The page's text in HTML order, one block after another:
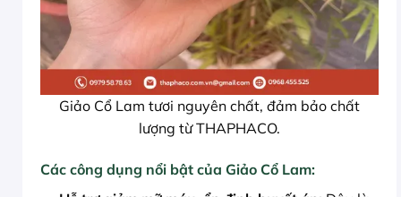
Giảo Cổ Lam tươi nguyên chất, đảm bảo chất
lượng từ THAPHACO.
Các công dụng nổi bật của Giảo Cổ Lam: